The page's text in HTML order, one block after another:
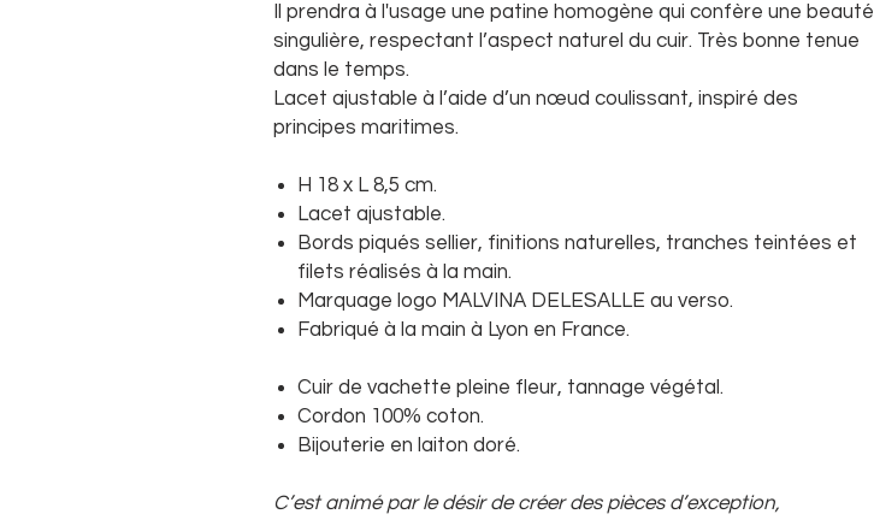
Il prendra à l'usage une patine homogène qui confère une beauté
singulière, respectant l’aspect naturel du cuir. Très bonne tenue
dans le temps.
Lacet ajustable à l’aide d’un nœud coulissant, inspiré des
principes maritimes.
H 18 x L 8,5 cm.
Lacet ajustable.
Bords piqués sellier, finitions naturelles, tranches teintées et
filets réalisés à la main.
Marquage logo MALVINA DELESALLE au verso.
Fabriqué à la main à Lyon en France.
Cuir de vachette pleine fleur, tannage végétal.
Cordon 100% coton.
Bijouterie en laiton doré.
C’est animé par le désir de créer des pièces d’exception,